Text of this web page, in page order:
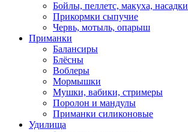
Бойлы, пеллетс, макуха, насадки
Прикормки сыпучие
Червь, мотыль, опарыш
Приманки
Балансиры
Блёсны
Воблеры
Мормышки
Мушки, вабики, стримеры
Поролон и мандулы
Приманки силиконовые
Удилища